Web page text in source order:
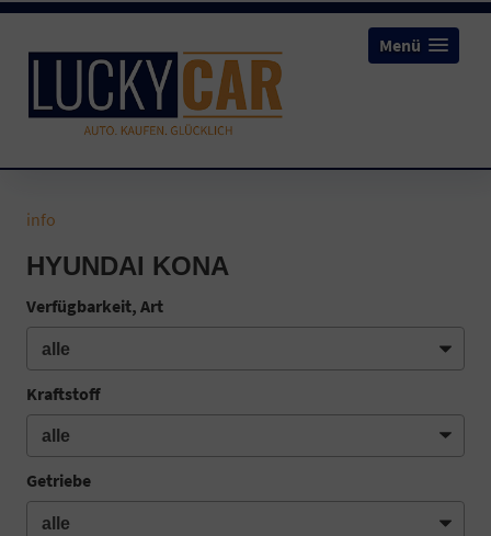
Menü
info
HYUNDAI KONA
Verfügbarkeit, Art
Kraftstoff
Getriebe